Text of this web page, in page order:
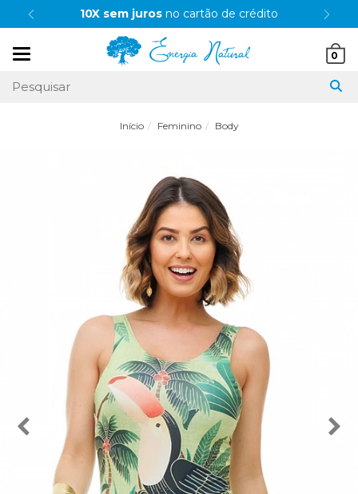
10X sem juros no cartão de crédito
0
Início Feminino Body